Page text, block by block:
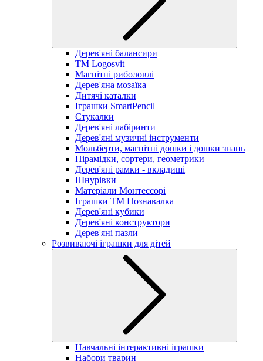
Дерев'яні балансири
TM Logosvit
Магнітні риболовлі
Дерев'яна мозаїка
Дитячі каталки
Іграшки SmartPencil
Стукалки
Дерев'яні лабіринти
Дерев'яні музичні інструменти
Мольберти, магнітні дошки і дошки знань
Пірамідки, сортери, геометрики
Дерев'яні рамки - вкладиші
Шнурівки
Матеріали Монтессорі
Іграшки ТМ Познавалка
Дерев'яні кубики
Дерев'яні конструктори
Дерев'яні пазли
Розвиваючі іграшки для дітей
Навчальні інтерактивні іграшки
Набори тварин